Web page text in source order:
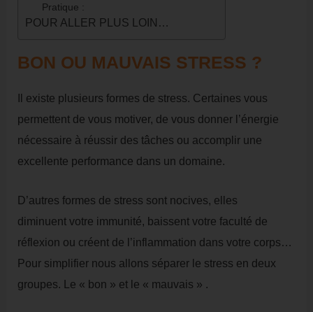
Pratique :
POUR ALLER PLUS LOIN…
BON OU MAUVAIS STRESS ?
Il existe plusieurs formes de stress. Certaines vous
permettent de vous motiver, de vous donner l’énergie
nécessaire à réussir des tâches ou accomplir une
excellente performance dans un domaine.
D’autres formes de stress sont nocives, elles
diminuent votre immunité, baissent votre faculté de
réflexion ou créent de l’inflammation dans votre corps…
Pour simplifier nous allons séparer le stress en deux
groupes. Le « bon » et le « mauvais » .